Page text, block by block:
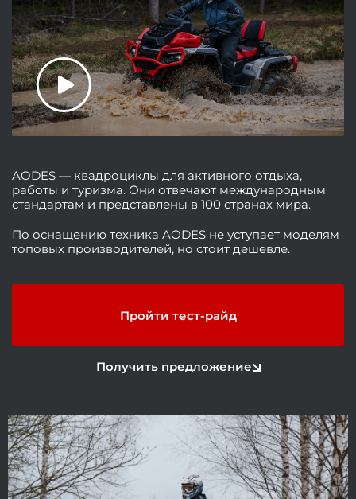
AODES — квадроциклы для активного отдыха,
работы и туризма. Они отвечают международным
стандартам и представлены в 100 странах мира.
По оснащению техника AODES не уступает моделям
топовых производителей, но стоит дешевле.
Пройти тест-райд
Получить предложение